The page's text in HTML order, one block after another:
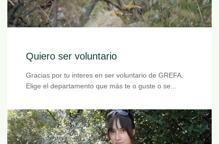
Quiero ser voluntario
Gracias por tu interes en ser voluntario de GREFA.
Elige el departamento que más te o guste o se...